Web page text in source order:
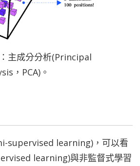
主成分分析(Principal
，PCA)。
supervised learning)，可以看
learning)與非監督式學習